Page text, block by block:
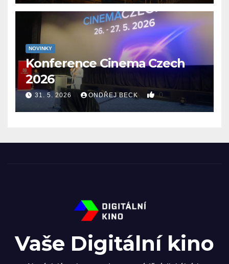
NOVINKY
Konference Cinema Czech
2026
31. 5. 2026 ONDŘEJ BECK 0
Vaše Digitální kino